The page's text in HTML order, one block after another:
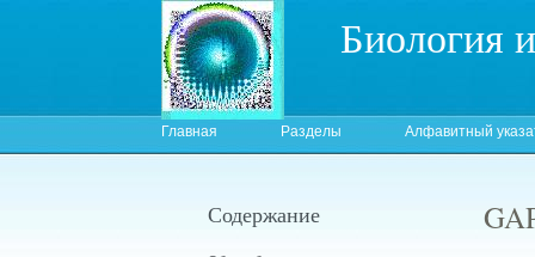
Биология
Главная Разделы Алфавитный
Содержание